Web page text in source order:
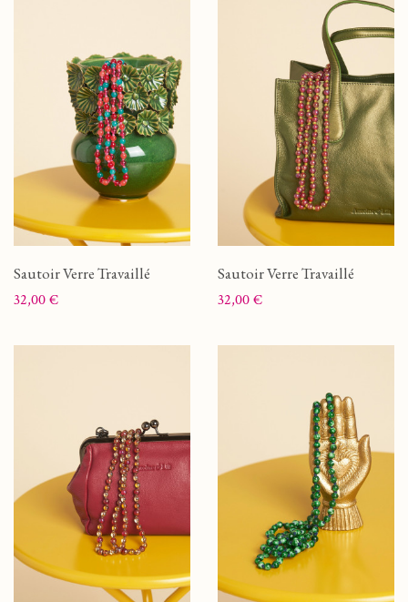
Sautoir Verre Travaillé
Prix
32,00 €
Sautoir Verre Travaillé
Prix
32,00 €